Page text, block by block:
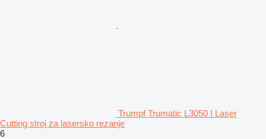
Trumpf Trumatic L3050 I Laser
Cutting stroj za lasersko rezanje
6